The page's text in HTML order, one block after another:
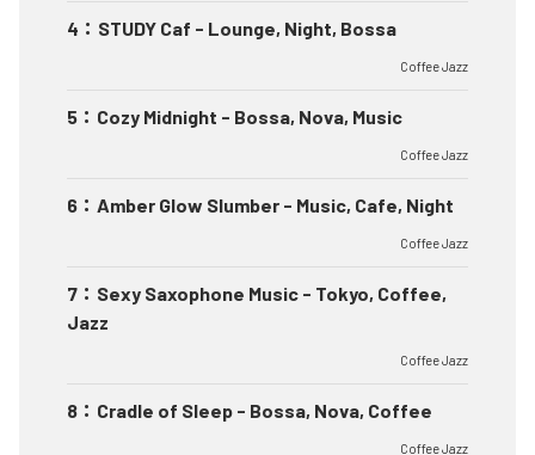
4 ： STUDY Caf - Lounge, Night, Bossa
Coffee Jazz
5 ： Cozy Midnight - Bossa, Nova, Music
Coffee Jazz
6 ： Amber Glow Slumber - Music, Cafe, Night
Coffee Jazz
7 ： Sexy Saxophone Music - Tokyo, Coffee,
Jazz
Coffee Jazz
8 ： Cradle of Sleep - Bossa, Nova, Coffee
Coffee Jazz